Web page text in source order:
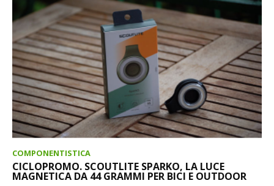
COMPONENTISTICA
CICLOPROMO. SCOUTLITE SPARKO, LA LUCE
MAGNETICA DA 44 GRAMMI PER BICI E OUTDOOR